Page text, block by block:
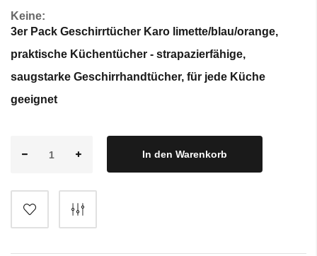
Keine:
3er Pack Geschirrtücher Karo limette/blau/orange,
praktische Küchentücher - strapazierfähige,
saugstarke Geschirrhandtücher, für jede Küche
geeignet
In den Warenkorb